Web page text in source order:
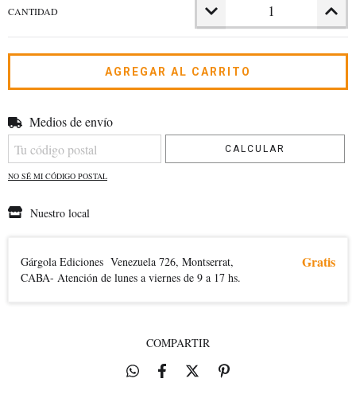
CANTIDAD
Entregas para el CP:
Medios de envío
CALCULAR
NO SÉ MI CÓDIGO POSTAL
Nuestro local
Gárgola Ediciones Venezuela 726, Montserrat,
CABA- Atención de lunes a viernes de 9 a 17 hs.
Gratis
COMPARTIR